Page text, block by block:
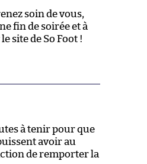
soin de vous,
fin de soirée et à
site de So Foot !
à tenir pour que
avoir au
de remporter la